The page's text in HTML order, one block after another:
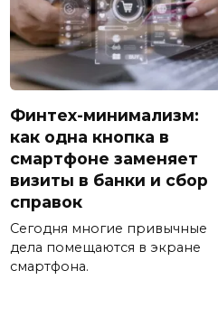
Финтех-минимализм:
как одна кнопка в
смартфоне заменяет
визиты в банки и сбор
справок
Сегодня многие привычные
дела помещаются в экране
смартфона.